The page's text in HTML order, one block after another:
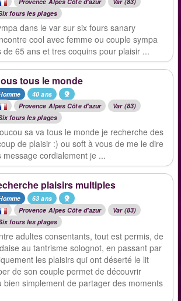
fours les plages
dans le var sur six fours sanary
cool avec femme ou couple sympa
65 ans et tres coquins pour plaisir ...
tous le monde
40 ans
Provence Alpes Côte d'azur
Var (83)
fours les plages
sa va tous le monde je recherche des
de plaisir :) ou soft à vous de me le dire
message cordialement je ...
plaisirs multiples
63 ans
Provence Alpes Côte d'azur
Var (83)
fours les plages
adultes consentants, tout est permis, de
au tantrisme solognot, en passant par
les plaisirs qui ont déserté le lit
de son couple permet de découvrir
bien simplement de partager des moments